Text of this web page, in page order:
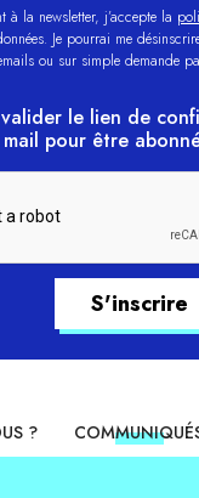
à la newsletter, j’accepte la
Je pourrai me
ou sur simple demande
le lien de
pour être
?